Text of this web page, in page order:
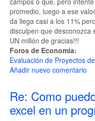
promedio, luego a ese
da llega casi a los 11%
disculpen que desconozca
UN millón de gracias!!!
Foros de Economía:
Evaluación de Proyectos
Añadir nuevo comentario
Re: Como
excel en un